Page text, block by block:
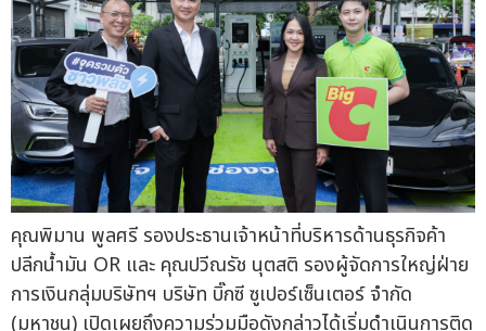
คุณพิมาน พูลศรี รองประธานเจ้าหน้าที่บริหารด้านธุรกิจค้า
ปลีกน้ำมัน OR และ คุณปวีณรัช นุตสติ รองผู้จัดการใหญ่ฝ่าย
การเงินกลุ่มบริษัทฯ บริษัท บิ๊กซี ซูเปอร์เซ็นเตอร์ จำกัด
(มหาชน) เปิดเผยถึงความร่วมมือดังกล่าวได้เริ่มดำเนินการติด